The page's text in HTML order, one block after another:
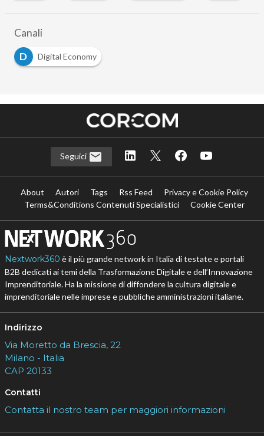
Canali
D
Digital Economy
Seguici
About Autori Tags Rss Feed
Privacy e Cookie Policy
Terms&Conditions Contenuti Specialistici
Cookie Center
Nextwork360 è il più grande network in Italia di testate e portali
B2B dedicati ai temi della Trasformazione Digitale e dell’Innovazione
Imprenditoriale. Ha la missione di diffondere la cultura digitale e
imprenditoriale nelle imprese e pubbliche amministrazioni italiane.
Indirizzo
Via Moretto da Brescia, 22
Milano - Italia
CAP 20133
Contatti
Contatta il nostro team per maggiori informazioni